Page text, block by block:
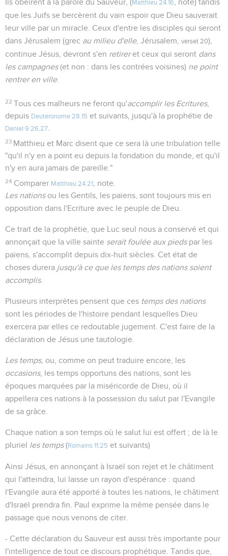
Ils obéirent à la parole du Sauveur, ( Matthieu 24.16
, note) tandis
que les Juifs se bercèrent du vain espoir que Dieu sauverait
leur ville par un miracle. Ceux d'entre les disciples qui seront
dans Jérusalem (grec au milieu d'elle, Jérusalem, verset 20),
continue Jésus, devront s'en retireret ceux qui seront dans
les campagnes(et non : dans les contrées voisines) ne point
rentrer en ville.
22 Tous ces malheurs ne feront qu'accomplir les Ecritures,
depuis Deutéronome 28.15 et suivants, jusqu'à la prophétie de
Daniel 9.26,27
23 Matthieu et Marc disent que ce sera là une tribulation telle
"qu'il n'y en a point eu depuis la fondation du monde, et qu'il
n'y en aura jamais de pareille."
24 Comparer Matthieu 24.21
, note.
Les nationsou les Gentils, les païens, sont toujours mis en
opposition dans l'Ecriture avec le peuple de Dieu.
Ce trait de la prophétie, que Luc seul nous a conservé et qui
annonçait que la ville sainte serait foulée aux piedspar les
païens, s'accomplit depuis dix-huit siècles. Cet état de
choses durera jusqu'à ce que les temps des nations soient
accomplis.
Plusieurs interprètes pensent que ces temps des nations
sont les périodes de l'histoire pendant lesquelles Dieu
exercera par elles ce redoutable jugement. C'est faire de la
déclaration de Jésus une tautologie.
Les temps, ou, comme on peut traduire encore, les
occasions, les temps opportuns des nations, sont les
époques marquées par la miséricorde de Dieu, où il
appellera ces nations à la possession du salut par l'Evangile
de sa grâce.
Chaque nation a son temps où le salut lui est offert ; de là le
pluriel les temps(Romains 11.25 et suivants)
Ainsi Jésus, en annonçant à Israël son rejet et le châtiment
qui l'atteindra, lui laisse un rayon d'espérance : quand
l'Evangile aura été apporté à toutes les nations, le châtiment
d'Israël prendra fin. Paul exprime la même pensée dans le
passage que nous venons de citer.
- Cette déclaration du Sauveur est aussi très importante pour
l'intelligence de tout ce discours prophétique. Tandis que,